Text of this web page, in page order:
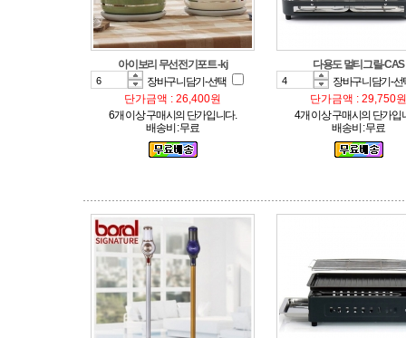
아이보리 무선전기포트 -kj
장바구니담기-선택
단가금액 : 26,400원
6개 이상 구매시의 단가입니다.
배송비 : 무료
다용도 멀티그릴-CAS
장바구니담기-
단가금액 : 29,750원
4개 이상 구매시의 단가입
배송비 : 무료